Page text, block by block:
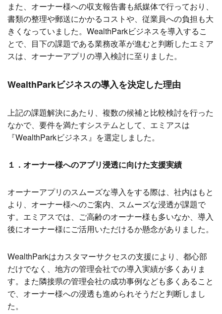
また、オーナー様への収支報告書も紙媒体で行っており、
書類の整理や郵送にかかるコストや、従業員への負担も大
きくなっていました。WealthParkビジネスを導入するこ
とで、目下の課題である業務改革が進むと判断したエミア
スは、オーナーアプリの導入検討に至りました。
WealthParkビジネスの導入を決定した理由
上記の課題解決にあたり、 複数の候補と比較検討を行った
なかで、 要件を満たすシステムとして、エミアスは
『WealthParkビジネス』を選定しました。
１．オーナー様へのアプリ浸透に向けた支援実績
オーナーアプリのスムーズな導入をする際は、社内はもと
より、オーナー様へのご案内、スムーズな浸透が課題で
す。エミアスでは、ご高齢のオーナー様も多いなか、導入
後にオーナー様にご活用いただけるか懸念がありました。
WealthParkはカスタマーサクセスの支援により、都心部
だけでなく、地方の管理会社での導入実績が多くありま
す。また隣接県の管理会社の成功事例なども多くあること
で、オーナー様への浸透も進められそうだと判断しまし
た。